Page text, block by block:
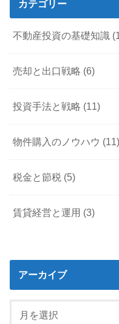
カテゴリー
不動産投資の基礎知識
売却と出口戦略 (6)
投資手法と戦略 (11)
物件購入のノウハウ (11)
税金と節税 (5)
賃貸経営と運用 (3)
アーカイブ